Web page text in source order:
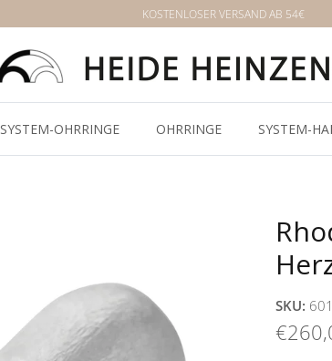
KOSTENLOSER VERSAND AB 54€
SYSTEM-OHRRINGE OHRRINGE SYSTEM-
SKU: